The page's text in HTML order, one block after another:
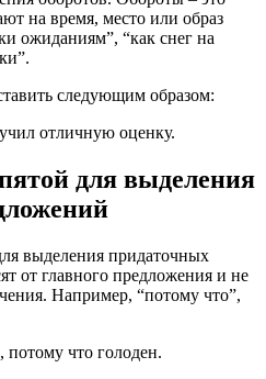
на время, место или образ
ожиданиям”, “как снег на
следующим образом:
отличную оценку.
для выделения
выделения придаточных
от главного предложения и не
Например, “потому что”,
что голоден.